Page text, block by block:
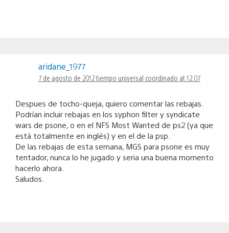
aridane_1977
7 de agosto de 2012 tiempo universal coordinado at 12:07
Despues de tocho-queja, quiero comentar las rebajas.
Podrían incluir rebajas en los syphon filter y syndicate
wars de psone, o en el NFS Most Wanted de ps2 (ya que
está totalmente en inglés) y en el de la psp.
De las rebajas de esta semana, MGS para psone es muy
tentador, nunca lo he jugado y seria una buena momento
hacerlo ahora.
Saludos.